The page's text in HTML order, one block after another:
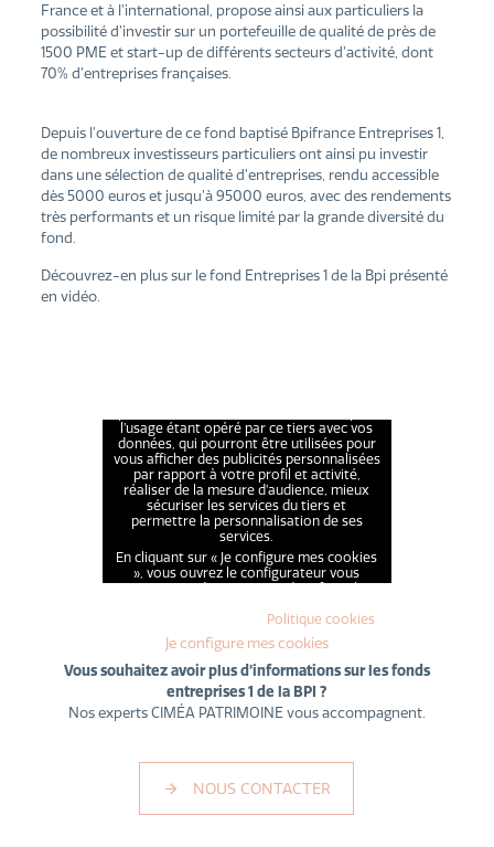
France et à l’international, propose ainsi aux particuliers la
possibilité d’investir sur un portefeuille de qualité de près de
1500 PME et start-up de différents secteurs d’activité, dont
70% d’entreprises françaises.
Depuis l’ouverture de ce fond baptisé Bpifrance Entreprises 1,
de nombreux investisseurs particuliers ont ainsi pu investir
dans une sélection de qualité d’entreprises, rendu accessible
dès 5000 euros et jusqu’à 95000 euros, avec des rendements
très performants et un risque limité par la grande diversité du
fond.
Découvrez-en plus sur le fond Entreprises 1 de la Bpi présenté
en vidéo.
l’usage étant opéré par ce tiers avec vos
données, qui pourront être utilisées pour
vous afficher des publicités personnalisées
par rapport à votre profil et activité,
réaliser de la mesure d’audience, mieux
sécuriser les services du tiers et
permettre la personnalisation de ses
services.
En cliquant sur « Je configure mes cookies
», vous ouvrez le configurateur vous
permettant d’accepter ou de refuser les
Politique cookies
Je configure mes cookies
Vous souhaitez avoir plus d’informations sur les fonds
entreprises 1 de la BPI ?
Nos experts CIMÉA PATRIMOINE vous accompagnent.
NOUS CONTACTER